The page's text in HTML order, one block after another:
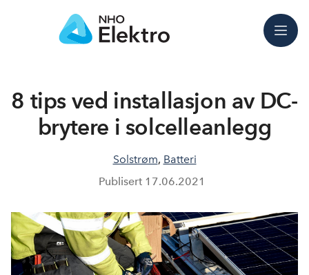
Meny
8 tips ved installasjon av DC-
brytere i solcelleanlegg
Solstrøm, Batteri
Publisert 17.06.2021